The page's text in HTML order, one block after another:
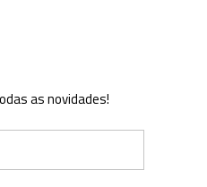
as novidades!